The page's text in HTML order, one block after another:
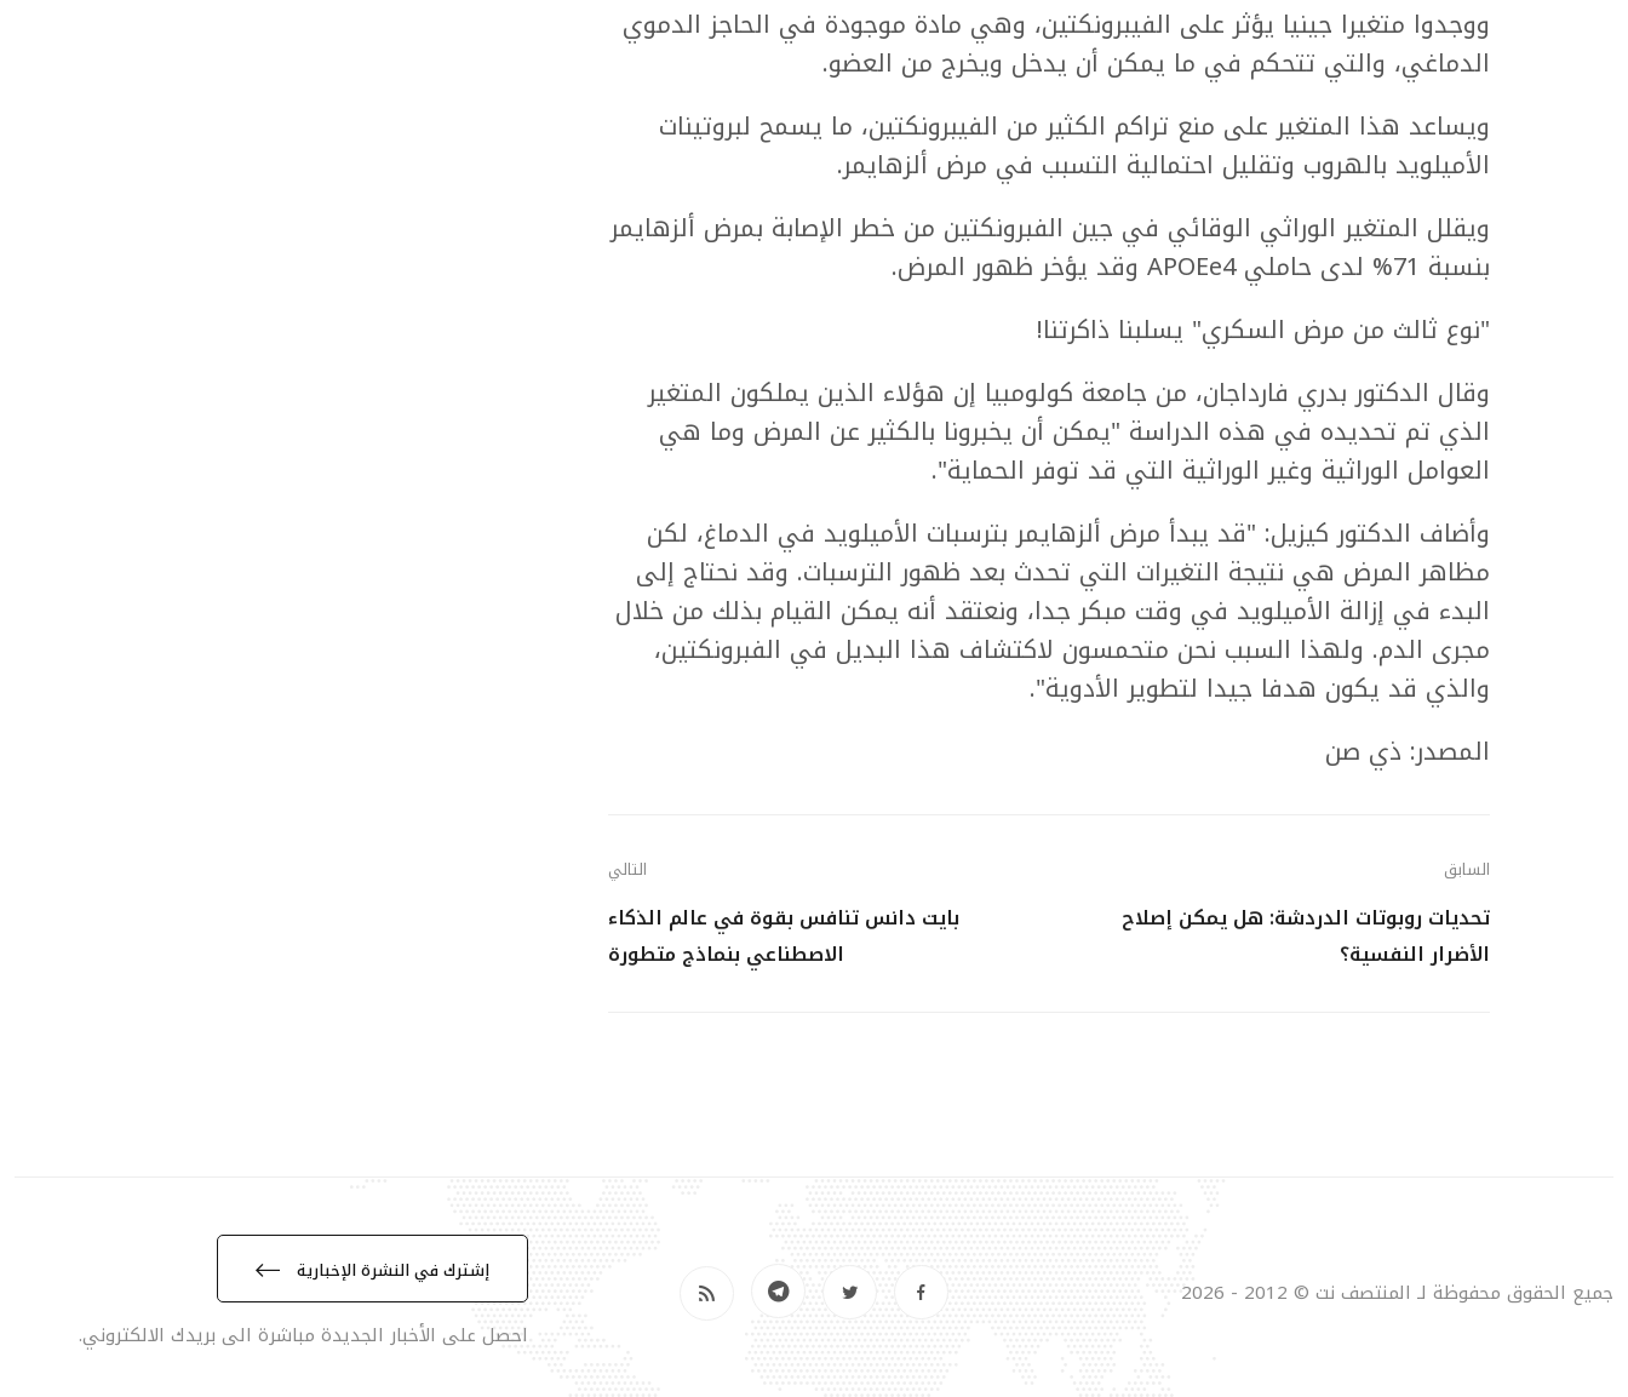
ووجدوا متغيرا جينيا يؤثر على الفيبرونكتين، وهي مادة موجودة في الحاجز الدموي
الدماغي، والتي تتحكم في ما يمكن أن يدخل ويخرج من العضو.
ويساعد هذا المتغير على منع تراكم الكثير من الفيبرونكتين، ما يسمح لبروتينات
الأميلويد بالهروب وتقليل احتمالية التسبب في مرض ألزهايمر.
ويقلل المتغير الوراثي الوقائي في جين الفبرونكتين من خطر الإصابة بمرض ألزهايمر
بنسبة 71% لدى حاملي APOEe4 وقد يؤخر ظهور المرض.
"نوع ثالث من مرض السكري" يسلبنا ذاكرتنا!
وقال الدكتور بدري فارداجان، من جامعة كولومبيا إن هؤلاء الذين يملكون المتغير
الذي تم تحديده في هذه الدراسة "يمكن أن يخبرونا بالكثير عن المرض وما هي
العوامل الوراثية وغير الوراثية التي قد توفر الحماية".
وأضاف الدكتور كيزيل: "قد يبدأ مرض ألزهايمر بترسبات الأميلويد في الدماغ، لكن
مظاهر المرض هي نتيجة التغيرات التي تحدث بعد ظهور الترسبات. وقد نحتاج إلى
البدء في إزالة الأميلويد في وقت مبكر جدا، ونعتقد أنه يمكن القيام بذلك من خلال
مجرى الدم. ولهذا السبب نحن متحمسون لاكتشاف هذا البديل في الفبرونكتين،
والذي قد يكون هدفا جيدا لتطوير الأدوية".
المصدر: ذي صن
السابق
تحديات روبوتات الدردشة: هل يمكن إصلاح
الأضرار النفسية؟
التالي
بايت دانس تنافس بقوة في عالم الذكاء
الاصطناعي بنماذج متطورة
جميع الحقوق محفوظة لـ المنتصف نت © 2012 - 2026
إشترك في النشرة الإخبارية
احصل على الأخبار الجديدة مباشرة الى بريدك الالكتروني.